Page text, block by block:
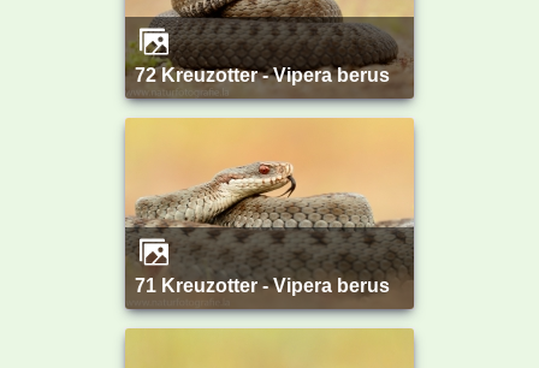
72 Kreuzotter - Vipera berus
71 Kreuzotter - Vipera berus